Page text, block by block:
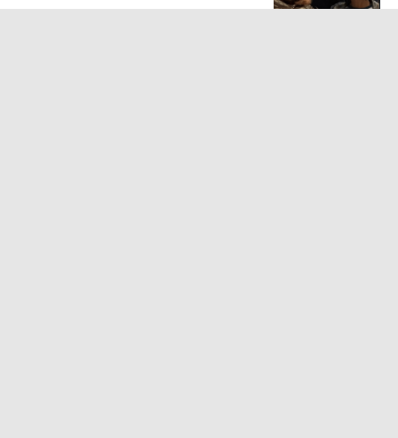
2026-08-06 10:56:33